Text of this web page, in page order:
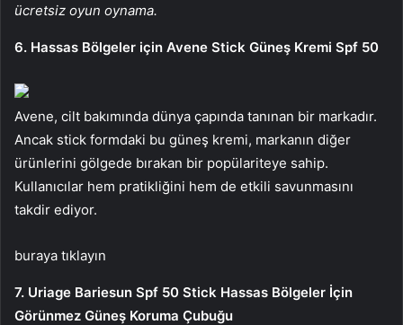
ücretsiz oyun oynama.
6. Hassas Bölgeler için Avene Stick Güneş Kremi Spf 50
Avene, cilt bakımında dünya çapında tanınan bir markadır.
Ancak stick formdaki bu güneş kremi, markanın diğer
ürünlerini gölgede bırakan bir popülariteye sahip.
Kullanıcılar hem pratikliğini hem de etkili savunmasını
takdir ediyor.
buraya tıklayın
7. Uriage Bariesun Spf 50 Stick Hassas Bölgeler İçin
Görünmez Güneş Koruma Çubuğu